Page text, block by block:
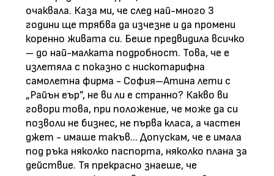
очаквала. Каза ми, че след най-много 3
години ще трябва да изчезне и да промени
коренно живата си. Беше предвидила всичко
– до най-малката подробност. Това, че е
излетяла с показно с нискотарифна
самолетна фирма - София–Атина лети с
„Райън еър”, не ви ли е странно? Какво ви
говори това, при положение, че може да си
позволи не бизнес, не първа класа, а частен
джет - имаше такъв... Допускам, че е имала
под ръка няколко паспорта, няколко плана за
действие. Тя прекрасно знаеше, че